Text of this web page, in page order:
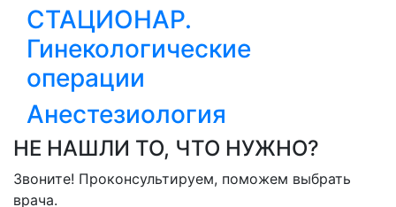
СТАЦИОНАР.
Гинекологические
операции
Анестезиология
НЕ НАШЛИ ТО, ЧТО НУЖНО?
Звоните! Проконсультируем, поможем выбрать
врача.